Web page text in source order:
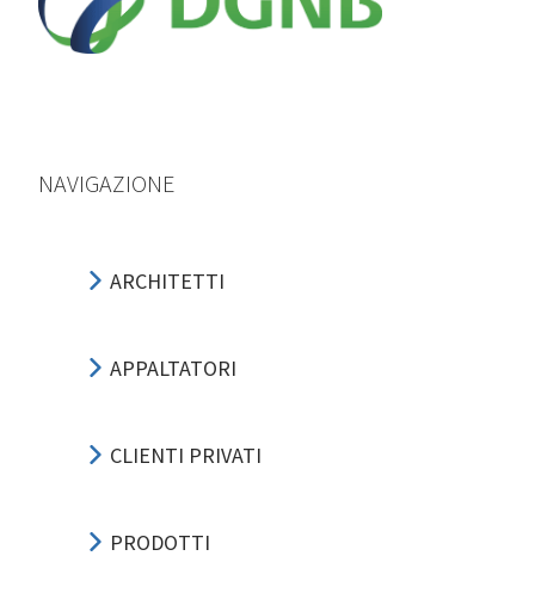
NAVIGAZIONE
ARCHITETTI
APPALTATORI
CLIENTI PRIVATI
PRODOTTI